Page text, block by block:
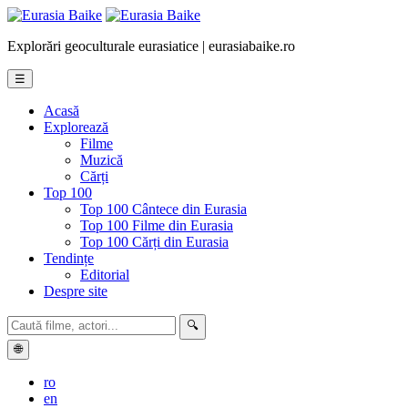
Explorări geoculturale eurasiatice | eurasiabaike.ro
☰
Acasă
Explorează
Filme
Muzică
Cărți
Top 100
Top 100 Cântece din Eurasia
Top 100 Filme din Eurasia
Top 100 Cărți din Eurasia
Tendințe
Editorial
Despre site
🔍
🌐
ro
en